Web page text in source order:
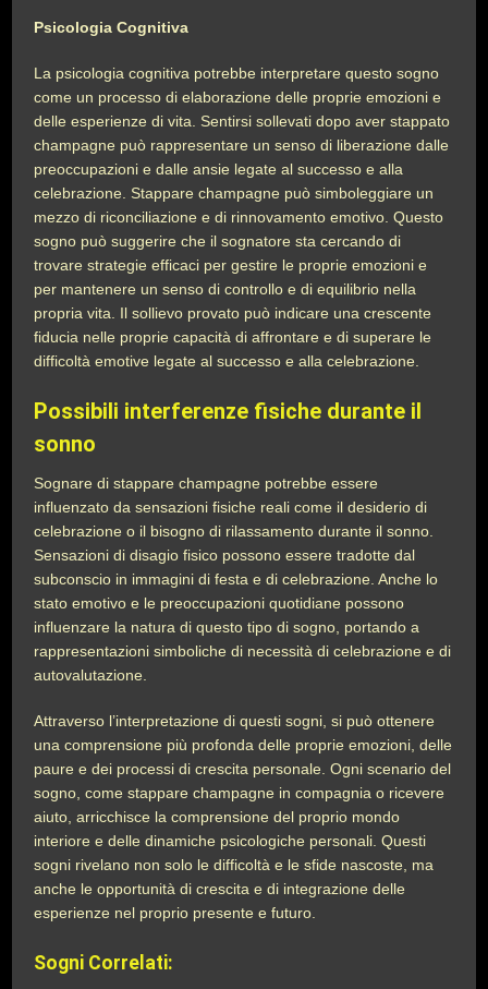
Psicologia Cognitiva
La psicologia cognitiva potrebbe interpretare questo sogno
come un processo di elaborazione delle proprie emozioni e
delle esperienze di vita. Sentirsi sollevati dopo aver stappato
champagne può rappresentare un senso di liberazione dalle
preoccupazioni e dalle ansie legate al successo e alla
celebrazione. Stappare champagne può simboleggiare un
mezzo di riconciliazione e di rinnovamento emotivo. Questo
sogno può suggerire che il sognatore sta cercando di
trovare strategie efficaci per gestire le proprie emozioni e
per mantenere un senso di controllo e di equilibrio nella
propria vita. Il sollievo provato può indicare una crescente
fiducia nelle proprie capacità di affrontare e di superare le
difficoltà emotive legate al successo e alla celebrazione.
Possibili interferenze fisiche durante il
sonno
Sognare di stappare champagne potrebbe essere
influenzato da sensazioni fisiche reali come il desiderio di
celebrazione o il bisogno di rilassamento durante il sonno.
Sensazioni di disagio fisico possono essere tradotte dal
subconscio in immagini di festa e di celebrazione. Anche lo
stato emotivo e le preoccupazioni quotidiane possono
influenzare la natura di questo tipo di sogno, portando a
rappresentazioni simboliche di necessità di celebrazione e di
autovalutazione.
Attraverso l’interpretazione di questi sogni, si può ottenere
una comprensione più profonda delle proprie emozioni, delle
paure e dei processi di crescita personale. Ogni scenario del
sogno, come stappare champagne in compagnia o ricevere
aiuto, arricchisce la comprensione del proprio mondo
interiore e delle dinamiche psicologiche personali. Questi
sogni rivelano non solo le difficoltà e le sfide nascoste, ma
anche le opportunità di crescita e di integrazione delle
esperienze nel proprio presente e futuro.
Sogni Correlati: